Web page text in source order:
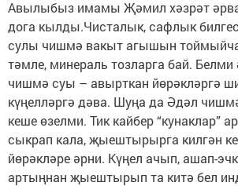
Авылыбыз имамы Җәмил хәзрәт
дога кылды.Чисталык, сафлык
сулы чишмә вакыт агышын
тәмле, минераль тозларга бай. Белми
чишмә суы – авырткан йөрәкләргә
күңелләргә дәва. Шуңа да Әдәл
кеше өзелми. Тик кайбер “кунаклар”
сыкрап кала, җыештырырга килгән
йөрәкләре әрни. Күңел ачып, ашап-
артыңнан җыештырып та китә бел